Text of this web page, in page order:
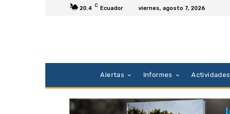
20.4 C Ecuador viernes, agosto 7, 2026
Alertas Informes Actividades